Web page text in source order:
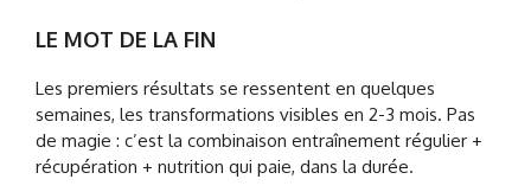
LE MOT DE LA FIN
Les premiers résultats se ressentent en quelques
semaines, les transformations visibles en 2-3 mois. Pas
de magie : c’est la combinaison entraînement régulier +
récupération + nutrition qui paie, dans la durée.